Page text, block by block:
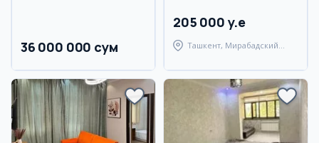
36 000 000 сум
205 000 y.e
Ташкент, Мирабадский